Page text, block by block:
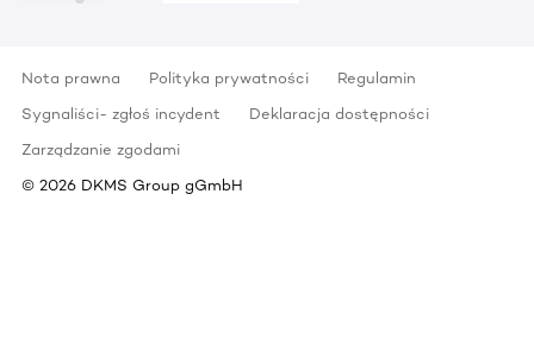
Nota prawna Polityka prywatności
Regulamin
Sygnaliści- zgłoś incydent
Deklaracja dostępności
Zarządzanie zgodami
© 2026 DKMS Group gGmbH